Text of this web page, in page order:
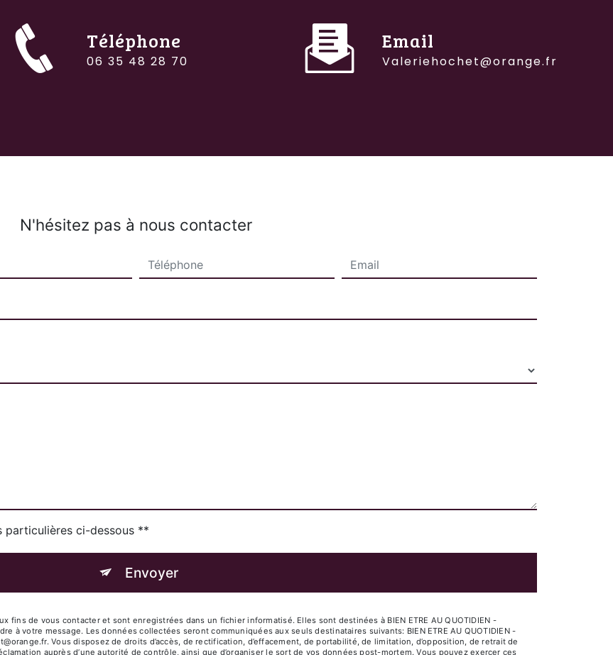
Téléphone
06 35 48 28 70
Email
valeriehochet@orange.fr
N'hésitez pas à nous contacter
particulières ci-dessous **
Envoyer
de vous contacter et sont enregistrées dans un fichier informatisé. Elles sont destinées à BIEN ETRE AU QUOTIDIEN -
à votre message. Les données collectées seront communiquées aux seuls destinataires suivants: BIEN ETRE AU QUOTIDIEN -
Vous disposez de droits d’accès, de rectification, d’effacement, de portabilité, de limitation, d’opposition, de retrait de
auprès d’une autorité de contrôle, ainsi que d’organiser le sort de vos données post-mortem. Vous pouvez exercer ces